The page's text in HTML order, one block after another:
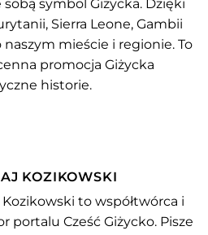
symbol Giżycka. Dzięki
Sierra Leone, Gambii
naszym mieście i regionie. To
promocja Giżycka
historie.
KOZIKOWSKI
Kozikowski to współtwórca i
portalu Cześć Giżycko. Pisze